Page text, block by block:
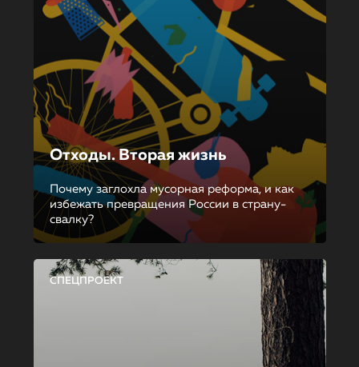
Отходы. Вторая жизнь
Почему заглохла мусорная реформа, и как
избежать превращения России в страну-
свалку?
СПЕЦПРОЕКТ